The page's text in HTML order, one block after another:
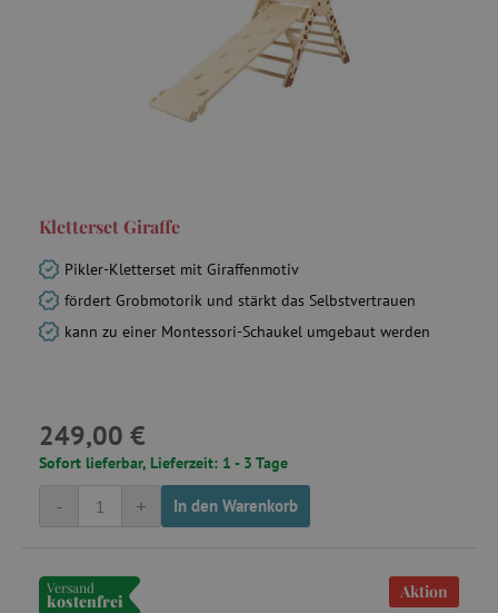
Kletterset Giraffe
Pikler-Kletterset mit Giraffenmotiv
fördert Grobmotorik und stärkt das Selbstvertrauen
kann zu einer Montessori-Schaukel umgebaut werden
249,00 €
Sofort lieferbar, Lieferzeit: 1 - 3 Tage
+
- In den Warenkorb
Versand
kostenfrei Aktion